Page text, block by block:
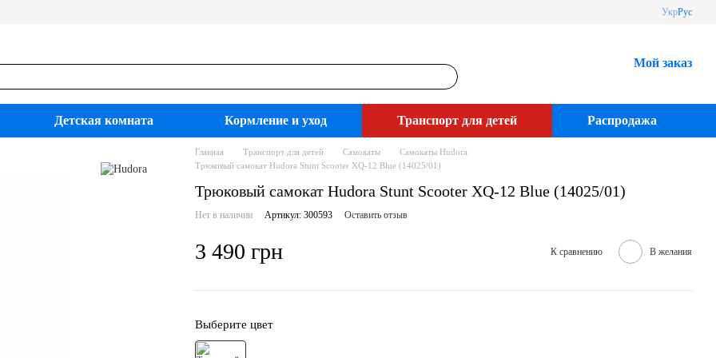
УкрРус
Мой заказ
Детская комната Кормление и уход Транспорт для детей Распродажа
Главная Транспорт для детей Самокаты
Самокаты Hudora
Трюковый самокат Hudora Stunt Scooter XQ-12 Blue (14025/01)
Трюковый самокат Hudora Stunt Scooter XQ-12 Blue (14025/01)
Нет в наличии Артикул: 300593 Оставить отзыв
3 490 грн К сравнению В желания
Выберите цвет